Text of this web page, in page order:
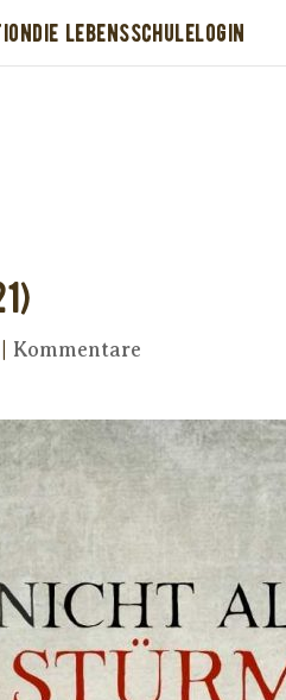
DIE LEBENSSCHULELOGIN
Kommentare